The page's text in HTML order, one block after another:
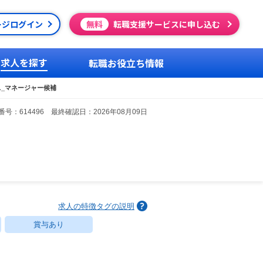
ログイン 無料 転職支援サービスに申し込む
求人を探す 転職お役立ち情報
マネージャー候補
号：614496 最終確認日：2026年08月09日
求人の特徴タグの説明
賞与あり